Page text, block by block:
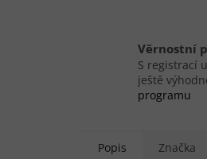
Věrnostní
S registrací
ještě
programu
Popis Značka